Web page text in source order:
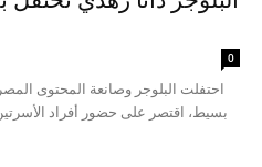
0
احتفلت البلوجر وصانعة المحتوى
بسيط، اقتصر على حضور أفراد